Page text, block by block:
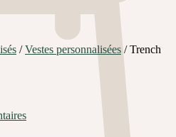
/Vestes personnalisées/Trench